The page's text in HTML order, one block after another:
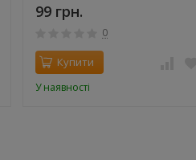
99 грн.
0
Купити
У наявності